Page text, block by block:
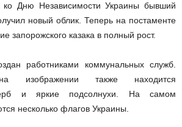
ко Дню Независимости Украины бывший
новый облик. Теперь на постаменте
запорожского казака в полный рост.
работниками коммунальных служб.
изображении также находится
герб и яркие подсолнухи. На самом
несколько флагов Украины.